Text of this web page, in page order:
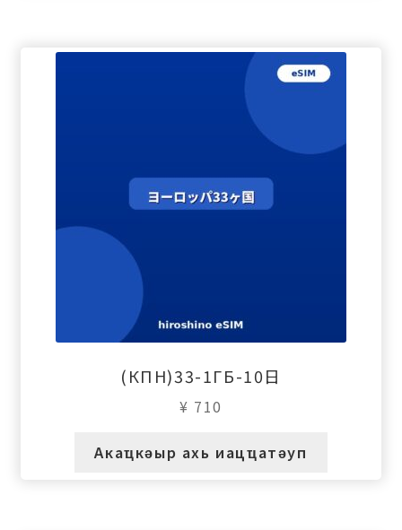
(КПН)33-1ГБ-10日
¥ 710
Акаҵкәыр ахь иацҵатәуп